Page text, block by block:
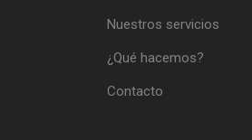
Nuestros servicios
¿Qué hacemos?
Contacto